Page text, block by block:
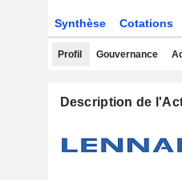
Synthèse Cotations
Profil Gouvernance
Description de